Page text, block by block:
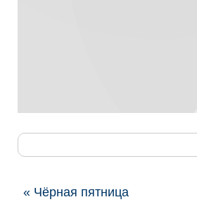
« Чёрная пятница